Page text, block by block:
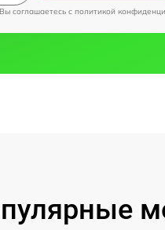
соглашаетесь c политикой